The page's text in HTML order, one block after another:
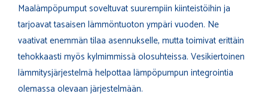
Maalämpöpumput soveltuvat suurempiin kiinteistöihin ja
tarjoavat tasaisen lämmöntuoton ympäri vuoden. Ne
vaativat enemmän tilaa asennukselle, mutta toimivat erittäin
tehokkaasti myös kylmimmissä olosuhteissa. Vesikiertoinen
lämmitysjärjestelmä helpottaa lämpöpumpun integrointia
olemassa olevaan järjestelmään.